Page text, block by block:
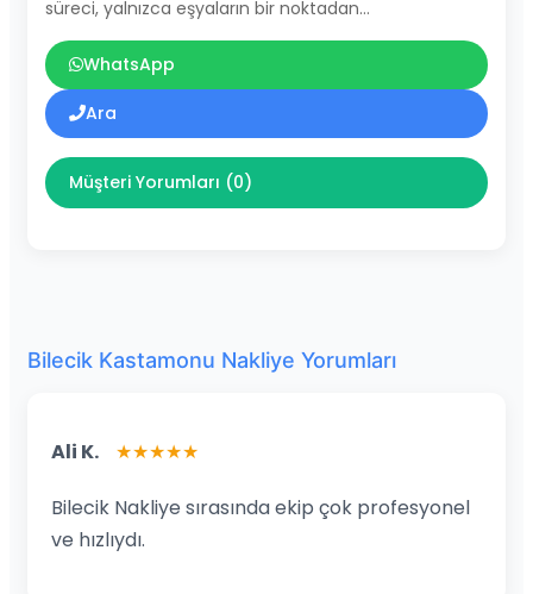
süreci, yalnızca eşyaların bir noktadan…
WhatsApp
Ara
Müşteri Yorumları (0)
Bilecik Kastamonu Nakliye Yorumları
Ali K. ★★★★★
Bilecik Nakliye sırasında ekip çok profesyonel
ve hızlıydı.